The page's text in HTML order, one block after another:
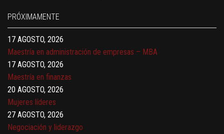
PRÓXIMAMENTE
17 AGOSTO, 2026
Gerencia de empresas familiares
17 AGOSTO, 2026
Maestría en administración de empresas – MBA
17 AGOSTO, 2026
Maestría en finanzas
20 AGOSTO, 2026
Mujeres líderes
27 AGOSTO, 2026
Negociación y liderazgo